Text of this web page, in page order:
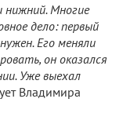
нижний. Многие
дело: первый
Его меняли
он оказался
Уже выехал
Владимира